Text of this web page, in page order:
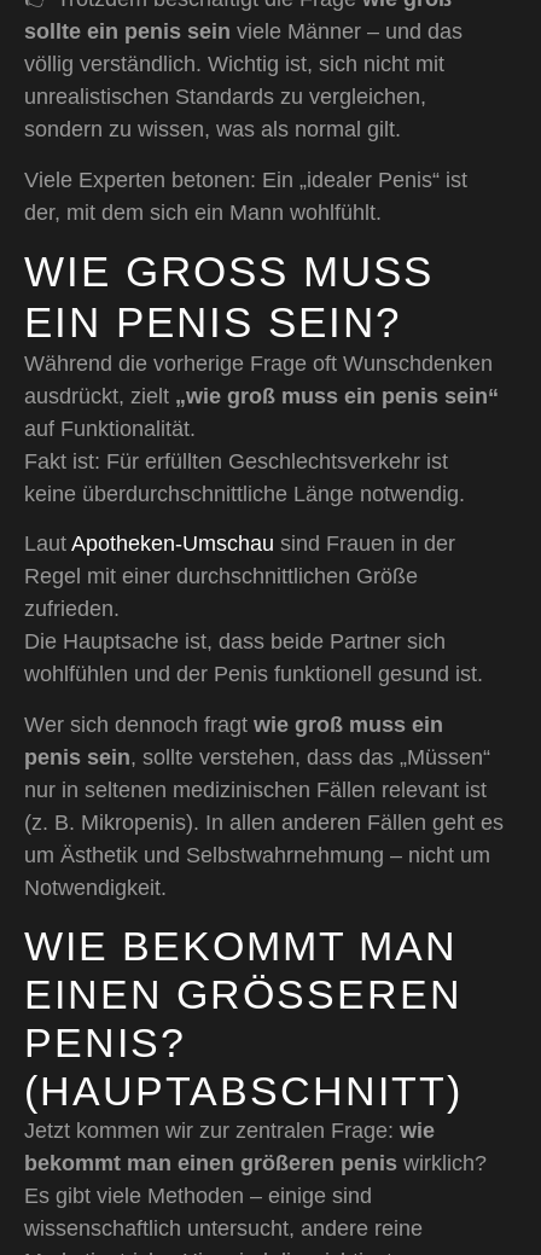
sollte ein penis sein viele Männer – und das
völlig verständlich. Wichtig ist, sich nicht mit
unrealistischen Standards zu vergleichen,
sondern zu wissen, was als normal gilt.
Viele Experten betonen: Ein „idealer Penis“ ist
der, mit dem sich ein Mann wohlfühlt.
WIE GROSS MUSS E
IN PENIS SEIN?
Während die vorherige Frage oft Wunschdenken
ausdrückt, zielt „wie groß muss ein penis sein“
auf Funktionalität.
Fakt ist: Für erfüllten Geschlechtsverkehr ist
keine überdurchschnittliche Länge notwendig.
Laut Apotheken-Umschau sind Frauen in der
Regel mit einer durchschnittlichen Größe
zufrieden.
Die Hauptsache ist, dass beide Partner sich
wohlfühlen und der Penis funktionell gesund ist.
Wer sich dennoch fragt wie groß muss ein
penis sein, sollte verstehen, dass das „Müssen“
nur in seltenen medizinischen Fällen relevant ist
(z. B. Mikropenis). In allen anderen Fällen geht es
um Ästhetik und Selbstwahrnehmung – nicht um
Notwendigkeit.
WIE BEKOMMT MAN
EINEN GRÖSSEREN P
ENIS? (
HAUPTABSCHNITT)
Jetzt kommen wir zur zentralen Frage: wie
bekommt man einen größeren penis wirklich?
Es gibt viele Methoden – einige sind
wissenschaftlich untersucht, andere reine